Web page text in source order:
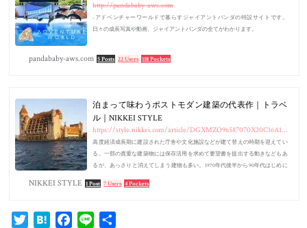
http://pandababy-aws.com
-アドベンチャーワールドで暮らすジャイアントパンダの特設サイトです。
日々の成長写真や動画、ジャイアントパンダの全てがわかります。
pandababy-aws.com 5 Posts 22 Users 118 Pockets
泊まって味わうポストモダン建築の代表作｜トラベ
ル｜NIKKEI STYLE
https://style.nikkei.com/article/DGXMZO96587070X20C16A1000000/
高度経済成長期に建設された庁舎や文化施設などが建て替えの時期を迎えてい
る。一部の貴重な建築物には保存活用を求めて要望書を提出する動きなどもあ
るが、あっさりと消えてしまう建物も多い。1970年代後半から90年代はじめに
NIKKEI STYLE 1 Post 7 Users 4 Pockets
TwitterHatenaFacebook
Line